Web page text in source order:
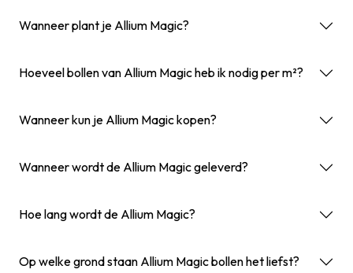
Wanneer plant je Allium Magic?
Hoeveel bollen van Allium Magic heb ik nodig per m²?
Wanneer kun je Allium Magic kopen?
Wanneer wordt de Allium Magic geleverd?
Hoe lang wordt de Allium Magic?
Op welke grond staan Allium Magic bollen het liefst?